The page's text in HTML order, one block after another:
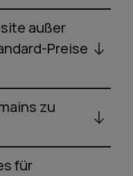
außer
Preise
zu
für